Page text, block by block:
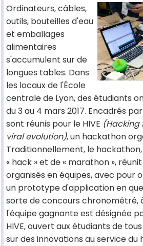
Ordinateurs, câbles,
outils, bouteilles d'eau
et emballages
alimentaires
s'accumulent sur de
longues tables. Dans
les locaux de l'École
centrale de Lyon, des étudiants
du 3 au 4 mars 2017. Encadrés
sont réunis pour le HIVE (Hacking
viral evolution), un hackathon
Traditionnellement, le
« hack » et de « marathon »,
organisés en équipes, avec pour
un prototype d'application en
sorte de concours chronométré,
l'équipe gagnante est désignée
HIVE, ouvert aux étudiants de
sur des innovations au service du